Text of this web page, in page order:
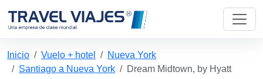
Inicio Vuelo + hotel
Nueva York
Santiago a Nueva York
Dream Midtown, by Hyatt